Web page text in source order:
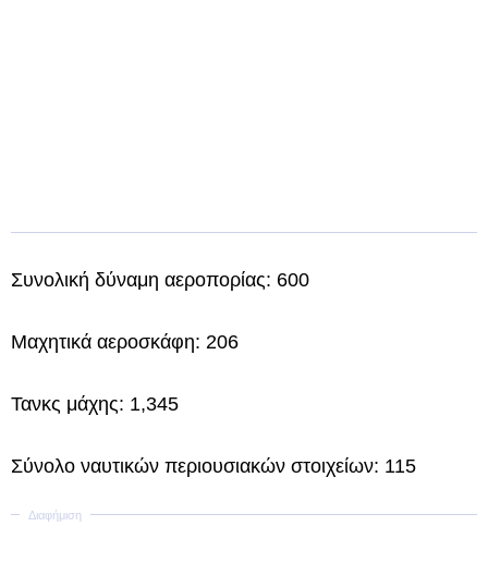
Συνολική δύναμη αεροπορίας: 600
Μαχητικά αεροσκάφη: 206
Τανκς μάχης: 1,345
Σύνολο ναυτικών περιουσιακών στοιχείων: 115